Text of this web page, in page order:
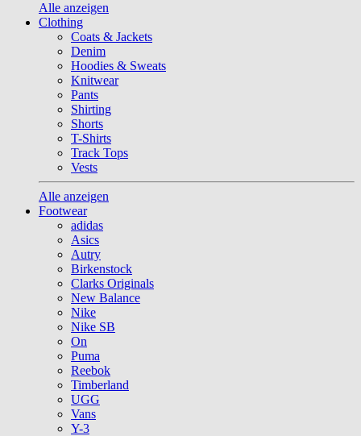
Alle anzeigen
Clothing
Coats & Jackets
Denim
Hoodies & Sweats
Knitwear
Pants
Shirting
Shorts
T-Shirts
Track Tops
Vests
Alle anzeigen
Footwear
adidas
Asics
Autry
Birkenstock
Clarks Originals
New Balance
Nike
Nike SB
On
Puma
Reebok
Timberland
UGG
Vans
Y-3